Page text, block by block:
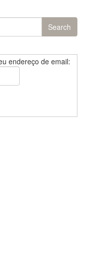
Search
endereço de email: